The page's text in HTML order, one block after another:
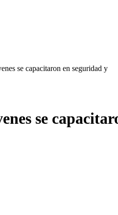
se capacitaron en seguridad y
se